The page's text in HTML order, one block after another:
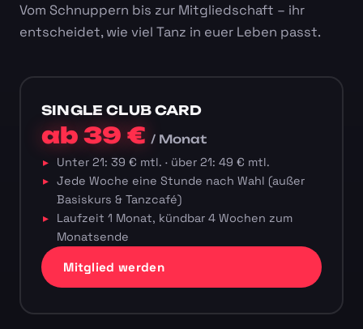
Vom Schnuppern bis zur Mitgliedschaft – ihr
entscheidet, wie viel Tanz in euer Leben passt.
SINGLE CLUB CARD
ab 39 €/ Monat
Unter 21: 39 € mtl. · über 21: 49 € mtl.
Jede Woche eine Stunde nach Wahl (außer
Basiskurs & Tanzcafé)
Laufzeit 1 Monat, kündbar 4 Wochen zum
Monatsende
Mitglied werden